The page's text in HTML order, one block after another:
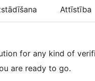
Attīstība
for any kind of
are ready to go.